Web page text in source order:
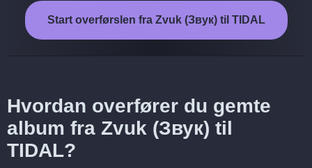
Start overførslen fra Zvuk (Звук) til TIDAL
Hvordan overfører du gemte
album fra Zvuk (Звук) til
TIDAL?